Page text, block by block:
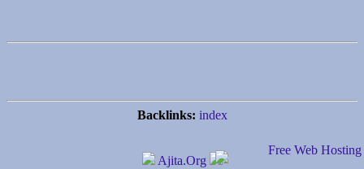
Backlinks: index
Ajita.Org